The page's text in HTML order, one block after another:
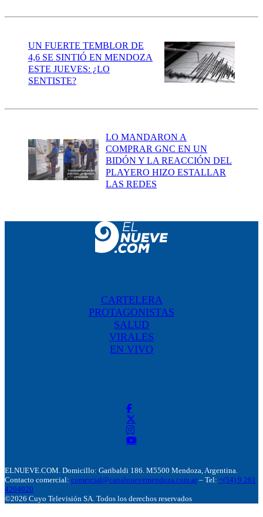
UN FUERTE TEMBLOR DE
4,6 SE SINTIÓ EN MENDOZA
ESTE JUEVES: ¿LO
SENTISTE?
LO MANDARON A
COMPRAR GNC EN UN
BIDÓN Y LA REACCIÓN DEL
PLAYERO HIZO ESTALLAR
LAS REDES
CARTELERA
PROTAGONISTAS
SALUD
VIRALES
EN VIVO
ELNUEVE.COM. Domicillo: Garibaldi 186. M5500 Mendoza, Argentina.
Contacto comercial: comercial@canalnuevemendoza.com.ar – Tel: +(54) 9 261
4204020
©2026 Cuyo Televisión SA. Todos los derechos reservados